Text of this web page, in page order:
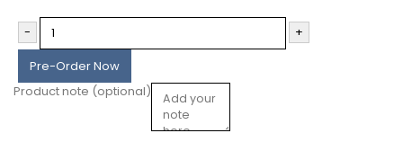
-
+
Pre-Order Now
Product note (optional)